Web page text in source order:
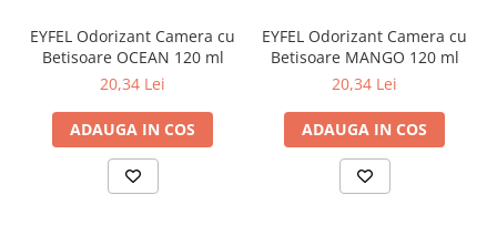
EYFEL Odorizant Camera cu
Betisoare OCEAN 120 ml
20,34 Lei
ADAUGA IN COS
EYFEL Odorizant Camera cu
Betisoare MANGO 120 ml
20,34 Lei
ADAUGA IN COS